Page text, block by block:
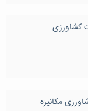
کشاورزی
مکانیزه